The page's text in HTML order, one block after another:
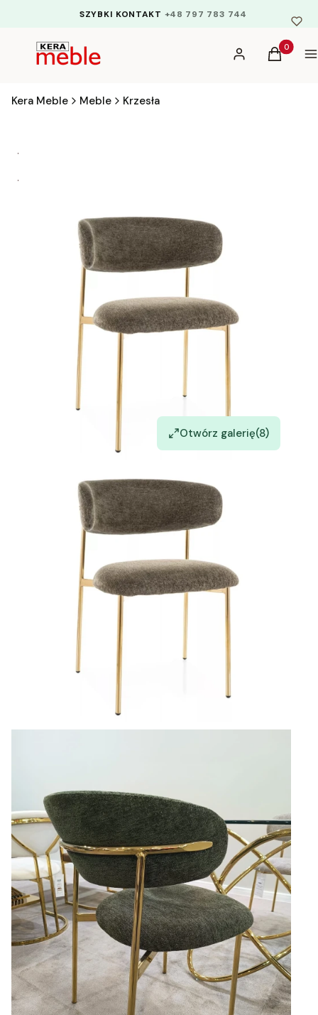
SZYBKI KONTAKT +48 797 783 744
Zaloguj sięProdukty
Koszyk
Kera Meble Meble Krzesła
kod rabatowy EKSTRA5
DODATKOWE 5% RABATU
Otwórz galerię(8)